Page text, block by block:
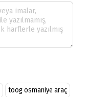
toog osmaniye araç